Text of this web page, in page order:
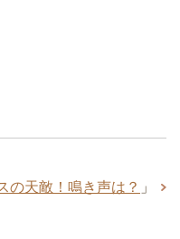
の天敵！鳴き声は？ 」